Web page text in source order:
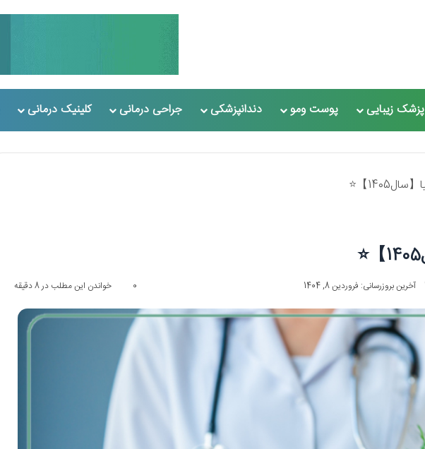
پزشک زیبایی پوست ومو دندانپزشکی جراحی درمانی کلینیک درمانی
آخرین بروزرسانی: فروردین 8, 1404 0 خواندن این مطلب در 8 دقیقه